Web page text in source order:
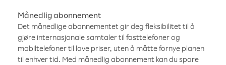
Månedlig abonnement
Det månedlige abonnementet gir deg fleksibilitet til å
gjøre internasjonale samtaler til fasttelefoner og
mobiltelefoner til lave priser, uten å måtte fornye planen
til enhver tid. Med månedlig abonnement kan du spare